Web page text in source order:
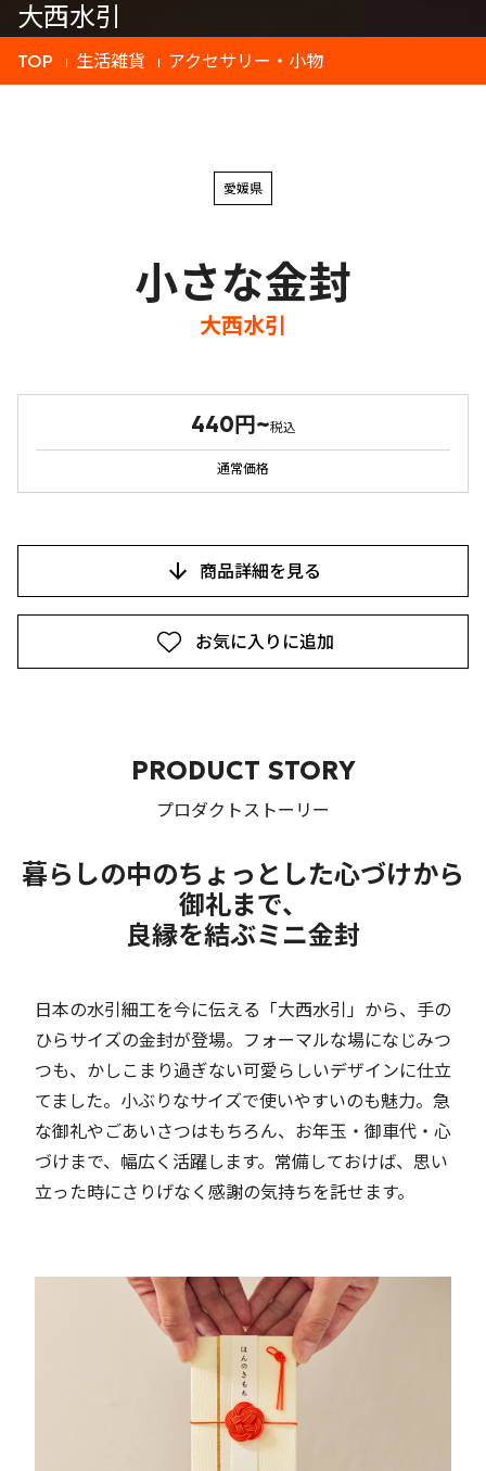
大西水引
TOP 生活雑貨 アクセサリー・小物
愛媛県
小さな金封
大西水引
440円~税込
通常価格
お気に入りに追加
商品詳細を見る
PRODUCT STORY
プロダクトストーリー
暮らしの中のちょっとした心づけから
御礼まで、
良縁を結ぶミニ金封
日本の水引細工を今に伝える「大西水引」から、手の
ひらサイズの金封が登場。フォーマルな場になじみつ
つも、かしこまり過ぎない可愛らしいデザインに仕立
てました。小ぶりなサイズで使いやすいのも魅力。急
な御礼やごあいさつはもちろん、お年玉・御車代・心
づけまで、幅広く活躍します。常備しておけば、思い
立った時にさりげなく感謝の気持ちを託せます。